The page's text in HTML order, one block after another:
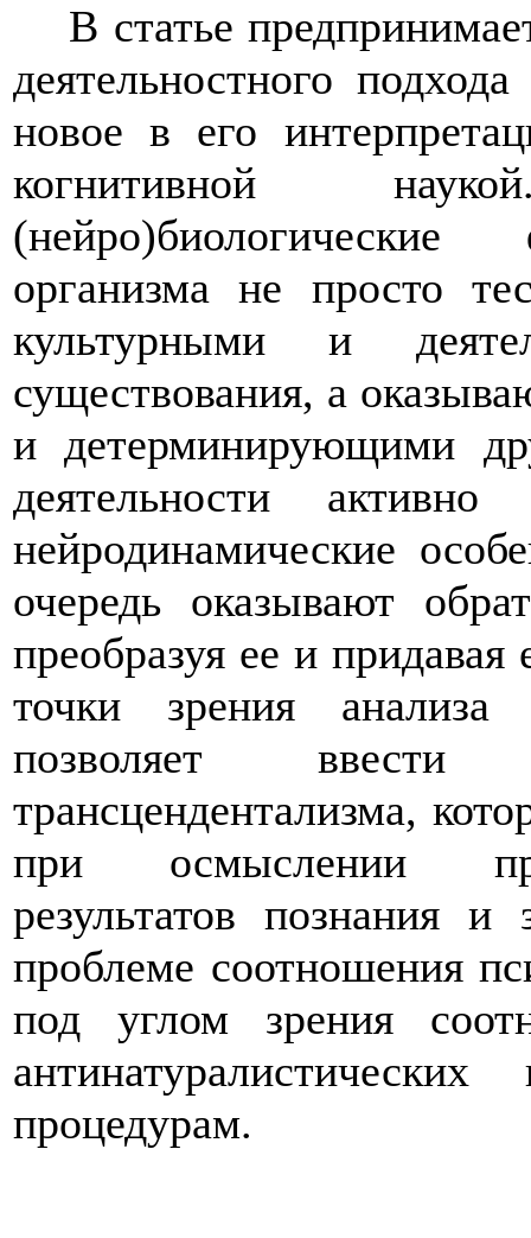
В статье
деятельностного
новое в его
когнитивной
(нейро)биологические
организма не просто
культурными и
существования, а
и детерминирующими
деятельности
нейродинамические
очередь оказывают
преобразуя ее и придавая
точки зрения анализа
позволяет ввести
трансцендентализма,
при осмыслении
результатов познания и
проблеме соотношения
под углом зрения
процедурам.